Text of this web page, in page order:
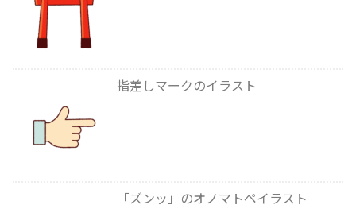
指差しマークのイラスト
「ズンッ」のオノマトペイラスト